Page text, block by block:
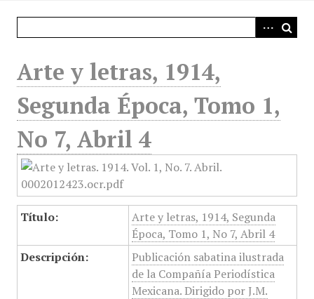
Arte y letras, 1914,
Segunda Época, Tomo 1,
No 7, Abril 4
Título:
Arte y letras, 1914, Segunda
Época, Tomo 1, No 7, Abril 4
Descripción:
Publicación sabatina ilustrada
de la Compañía Periodística
Mexicana. Dirigido por J.M.